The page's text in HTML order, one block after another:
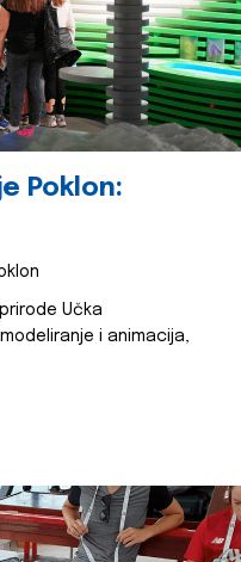
Poklon:
Učka
i animacija,